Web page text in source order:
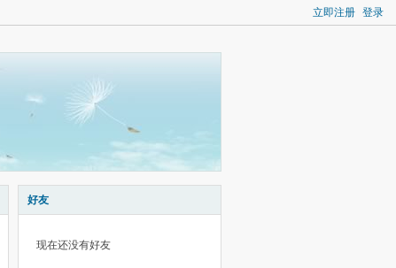
立即注册 登录
好友
现在还没有好友